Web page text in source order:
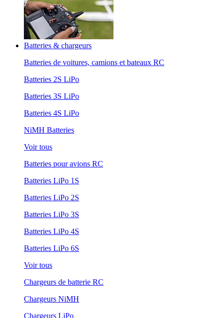
Batteries & chargeurs
Batteries de voitures, camions et bateaux RC
Batteries 2S LiPo
Batteries 3S LiPo
Batteries 4S LiPo
NiMH Batteries
Voir tous
Batteries pour avions RC
Batteries LiPo 1S
Batteries LiPo 2S
Batteries LiPo 3S
Batteries LiPo 4S
Batteries LiPo 6S
Voir tous
Chargeurs de batterie RC
Chargeurs NiMH
Chargeurs LiPo